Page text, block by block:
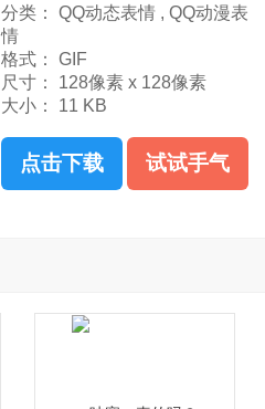
分类： QQ动态表情 , QQ动漫表
情
格式：
GIF
尺寸：
128像素 x 128像素
大小：
11 KB
点击下载 试试手气